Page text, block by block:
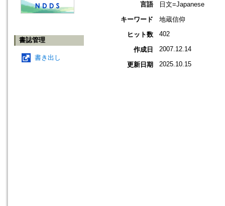
書誌管理
書き出し
言語
日文=Japanese
キーワード
地蔵信仰
ヒット数
402
作成日 2007.12.14
更新日期 2025.10.15